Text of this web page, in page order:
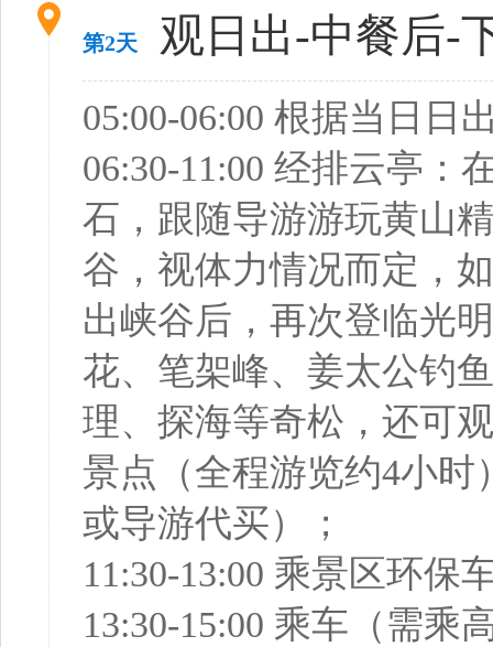
第2天 观日出-中餐后-
05:00-06:00 根据当日日
06:30-11:00 经排云亭：
石，跟随导游游玩黄山
谷，视体力情况而定，
出峡谷后，再次登临光
花、笔架峰、姜太公钓
理、探海等奇松，还可
景点（全程游览约4小时
或导游代买）；
11:30-13:00 乘景区环保
13:30-15:00 乘车（需乘